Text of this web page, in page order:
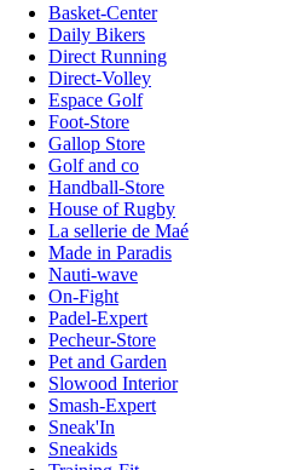
Basket-Center
Daily Bikers
Direct Running
Direct-Volley
Espace Golf
Foot-Store
Gallop Store
Golf and co
Handball-Store
House of Rugby
La sellerie de Maé
Made in Paradis
Nauti-wave
On-Fight
Padel-Expert
Pecheur-Store
Pet and Garden
Slowood Interior
Smash-Expert
Sneak'In
Sneakids